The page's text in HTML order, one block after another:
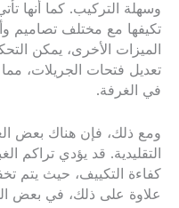
وسهلة التركيب. كما أنها
تكيفها مع مختلف تصاميم
الميزات الأخرى، يمكن
تعديل فتحات الجريلات،
في الغرفة.
ومع ذلك، فإن هناك بعض
التقليدية. قد يؤدي تراكم
كفاءة التكييف، حيث يتم
علاوة على ذلك، في بعض